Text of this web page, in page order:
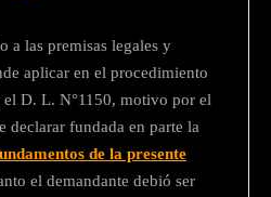
a las premisas legales y
aplicar en el procedimiento
D. L. N°1150, motivo por el
declarar fundada en parte la
de la presente
el demandante debió ser